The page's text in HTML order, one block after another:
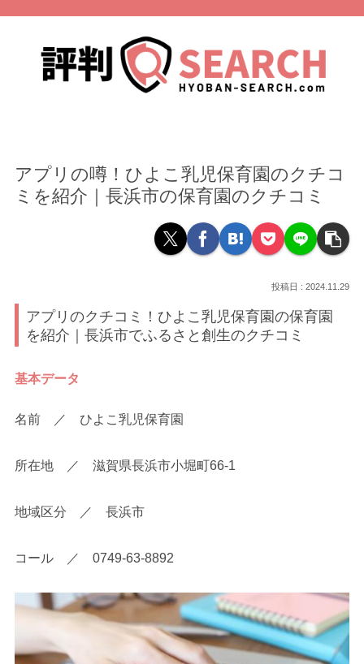
アプリの噂！ひよこ乳児保育園のクチコ
ミを紹介｜長浜市の保育園のクチコミ
2024.11.29
アプリのクチコミ！ひよこ乳児保育園の保育園
を紹介｜長浜市でふるさと創生のクチコミ
基本データ
名前 ／ ひよこ乳児保育園
所在地 ／ 滋賀県長浜市小堀町66-1
地域区分 ／ 長浜市
コール ／ 0749-63-8892